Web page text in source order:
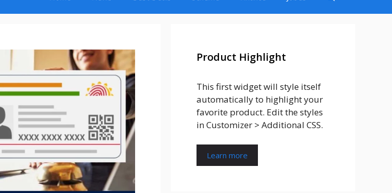
Product Highlight
This first widget will style itself
automatically to highlight your
favorite product. Edit the styles
in Customizer > Additional CSS.
Learn more